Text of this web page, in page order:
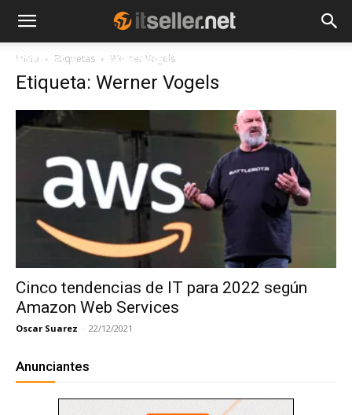
NOTICIAS TENDENCIAS
Inicio Etiquetas Werner Vogels
Etiqueta: Werner Vogels
Cinco tendencias de IT para 2022 según
Amazon Web Services
Oscar Suarez - 22/12/2021
Anunciantes